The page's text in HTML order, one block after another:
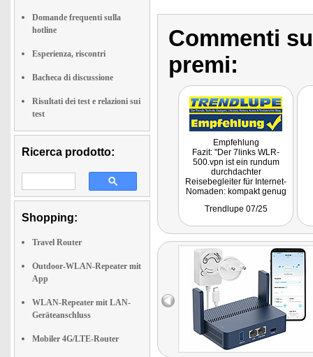
Domande frequenti sulla
hotline
Esperienza, riscontri
Bacheca di discussione
Risultati dei test e relazioni sui
test
Ricerca prodotto:
Shopping:
Travel Router
Outdoor-WLAN-Repeater mit
App
WLAN-Repeater mit LAN-
Geräteanschluss
Mobiler 4G/LTE-Router
Commenti
premi:
Empfehlung
Fazit: "Der 7links WLR-
500.vpn ist ein rundum
durchdachter
Reisebegleiter für Internet-
Nomaden: kompakt genug
mit Features, die man von
flotte Dual-Band-WLAN mit
WiFi 6, die umfangreichen
VPN-Optionen und die 2,5
Gigabit-LAN-Schnittstelle.
Schwächen gibt es nur im
Kleingedruckten: Die
Maximalgeschwindigkeit
nützt wenig, wenn das
Basisnetz langsam ist, und
im absoluten Spitzenbetrieb
kann die Leistung etwas
schwanken."
Trendlupe 07/25